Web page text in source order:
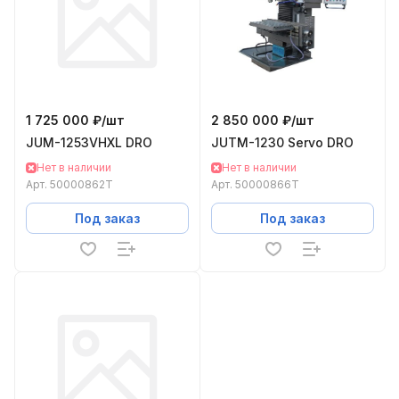
1 725 000 ₽/шт
JUM-1253VHXL DRO
Нет в наличии
Арт. 50000862T
Под заказ
2 850 000 ₽/шт
JUTM-1230 Servo DRO
Нет в наличии
Арт. 50000866T
Под заказ